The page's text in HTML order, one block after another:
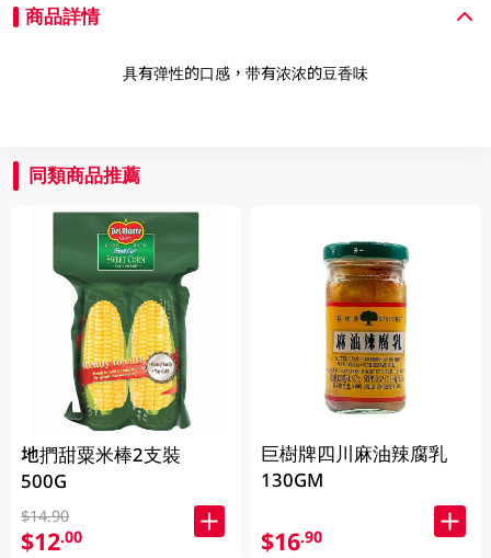
商品詳情
具有弹性的口感，带有浓浓的豆香味
同類商品推薦
地捫甜粟米棒2支裝
500G
$14.90
$12.00
巨樹牌四川麻油辣腐乳
130GM
$16.90